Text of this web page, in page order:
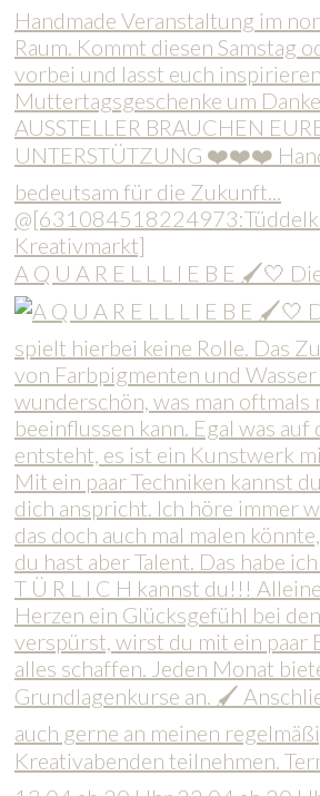
A Q U A R E L L L I E B E 🖌️🤍